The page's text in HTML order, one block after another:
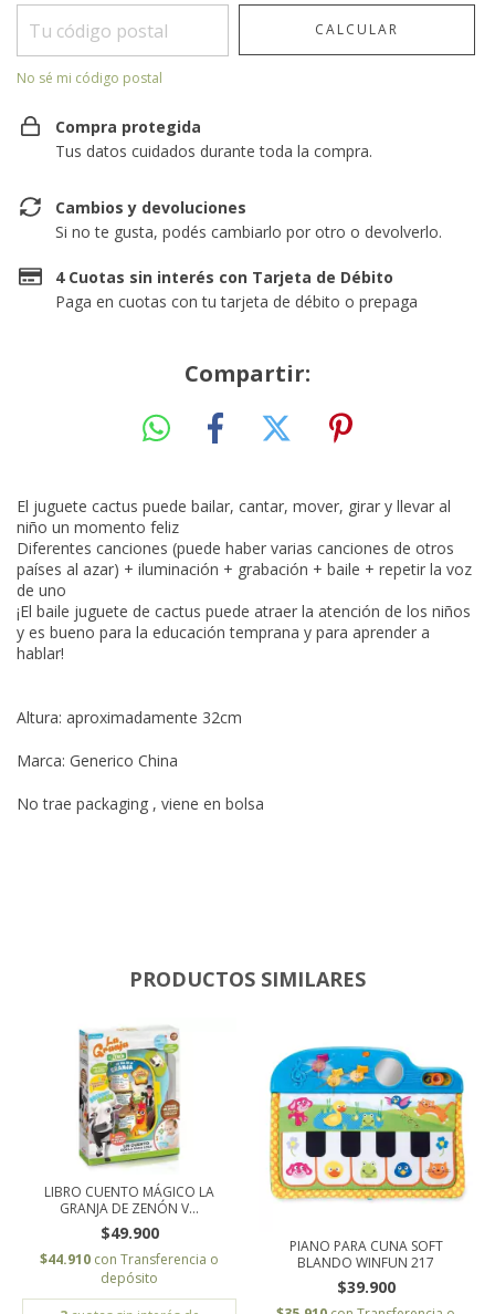
CALCULAR
No sé mi código postal
Compra protegida
Tus datos cuidados durante toda la compra.
Cambios y devoluciones
Si no te gusta, podés cambiarlo por otro o devolverlo.
4 Cuotas sin interés con Tarjeta de Débito
Paga en cuotas con tu tarjeta de débito o prepaga
Compartir:
El juguete cactus puede bailar, cantar, mover, girar y llevar al
niño un momento feliz
Diferentes canciones (puede haber varias canciones de otros
países al azar) + iluminación + grabación + baile + repetir la voz
de uno
¡El baile juguete de cactus puede atraer la atención de los niños
y es bueno para la educación temprana y para aprender a
hablar!
Altura: aproximadamente 32cm
Marca: Generico China
No trae packaging , viene en bolsa
PRODUCTOS SIMILARES
LIBRO CUENTO MÁGICO LA
GRANJA DE ZENÓN V...
$49.900
$44.910 con Transferencia o
depósito
PIANO PARA CUNA SOFT
BLANDO WINFUN 217
$39.900